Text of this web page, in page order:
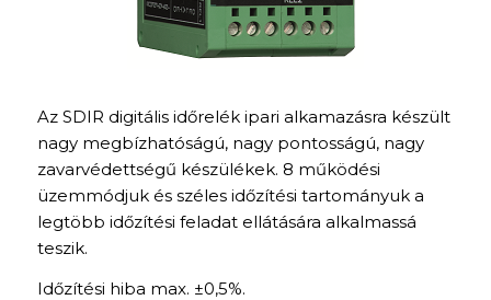
Az SDIR digitális időrelék ipari alkamazásra készült
nagy megbízhatóságú, nagy pontosságú, nagy
zavarvédettségű készülékek. 8 működési
üzemmódjuk és széles időzítési tartományuk a
legtöbb időzítési feladat ellátására alkalmassá
teszik.
Időzítési hiba max. ±0,5%.